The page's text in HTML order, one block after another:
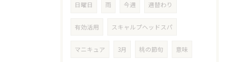
日曜日 雨 今週 週替わり
有効活用 スキャルプヘッドスパ
マニキュア 3月 桃の節句 意味